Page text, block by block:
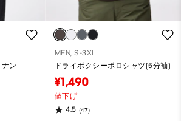
ン
MEN, S-3XL
ドライボクシーポロシャツ(5分袖)
¥1,490
値下げ
4.5 (47)